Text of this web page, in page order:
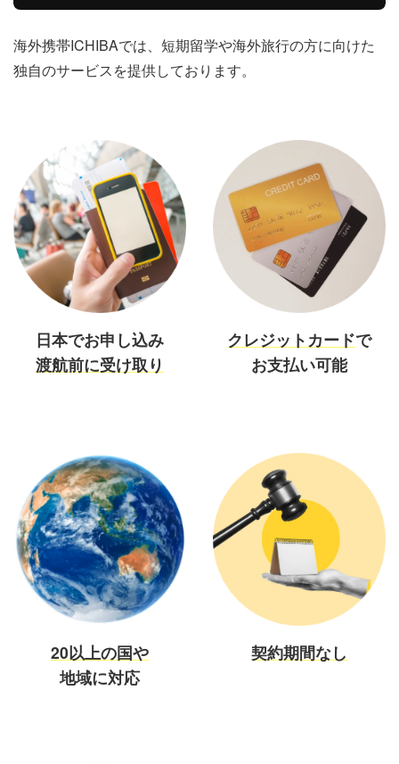
海外携帯ICHIBAでは、短期留学や海外旅行の方に向けた
独自のサービスを提供しております。
日本でお申し込み
渡航前に受け取り
クレジットカードで
お支払い可能
20以上の国や
地域に対応
契約期間なし